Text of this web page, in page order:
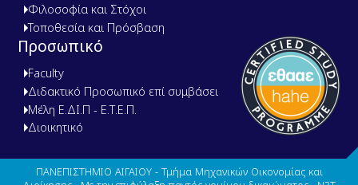
Φιλοσοφία και Στόχοι
Τοποθεσία και Πρόσβαση
Προσωπικό
Faculty
Διδακτικό Προσωπικό επί συμβάσει
Μέλη Ε.ΔΙ.Π - Ε.Τ.Ε.Π.
Διοικητικό
ΠΑΝΕΠΙΣΤΗΜΙΟ ΑΙΓΑΙΟΥ - Τμήμα Μηχανικών Οικονομίας και